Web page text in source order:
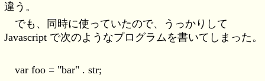
違う。
でも、同時に使っていたので、うっかりして
Javascript で次のようなプログラムを書いてしまった。
var foo = "bar" . str;